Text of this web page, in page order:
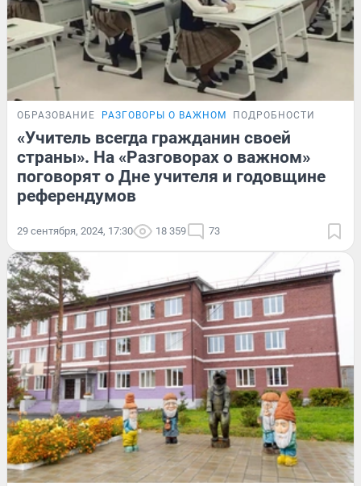
ОБРАЗОВАНИЕ РАЗГОВОРЫ О ВАЖНОМ ПОДРОБНОСТИ
«Учитель всегда гражданин своей
страны». На «Разговорах о важном»
поговорят о Дне учителя и годовщине
референдумов
29 сентября, 2024, 17:30 18 359 73